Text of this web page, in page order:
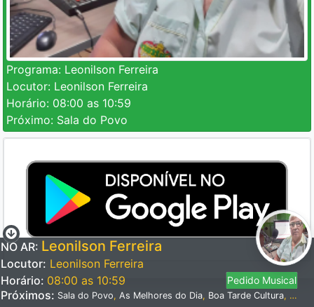
Programa: Leonilson Ferreira
Locutor: Leonilson Ferreira
Horário: 08:00 as 10:59
Próximo: Sala do Povo
NO AR: Leonilson Ferreira
Locutor: Leonilson Ferreira
Horário: 08:00 as 10:59 Pedido Musical
Próximos: Sala do Povo, As Melhores do Dia, Boa Tarde Cultura,